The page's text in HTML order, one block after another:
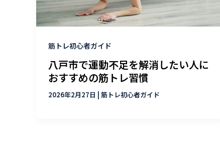
筋トレ初心者ガイド
八戸市で運動不足を解消したい人に
おすすめの筋トレ習慣
2026年2月27日 | 筋トレ初心者ガイド